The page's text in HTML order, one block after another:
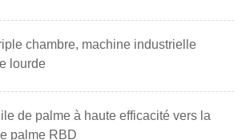
chambre, machine industrielle
lourde
de palme à haute efficacité vers la
palme RBD